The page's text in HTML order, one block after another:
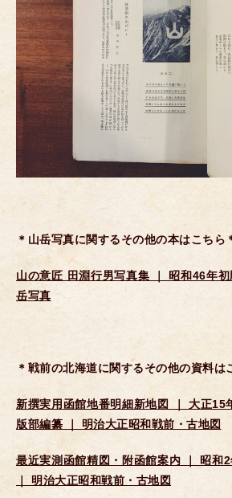
＊山岳写真に関するその他の本はこちら
山の意匠 田淵行男写真集 ｜ 昭和46年
岳写真
＊戦前の北海道に関するその他の資料は
新撰実用函館地番明細新地図 ｜ 大正15
版部編纂 ｜ 明治大正昭和戦前・古地図
最近実測函館精図・附函館案内 ｜ 昭和
｜ 明治大正昭和戦前・古地図